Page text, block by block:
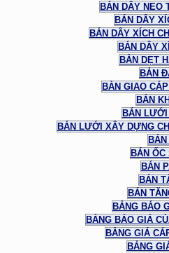
BÁN DÂY NEO
BÁN DÂY
BÁN DÂY XÍCH
BÁN DÂY
BẢN DẸT
BẢN
BÀN GIAO
BÁN
BÁN
BÁN LƯỚI XÂY DỰNG
BÁN
BÁN ỐC
BÁN
BÁN
BÁN
BẢNG BÁO
BẢNG BÁO GIÁ
BẢNG GIÁ
BẢNG